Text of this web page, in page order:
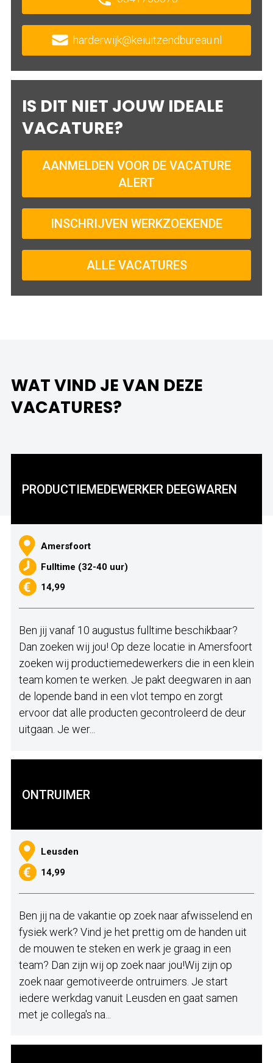
harderwijk@keiuitzendbureau.nl
IS DIT NIET JOUW IDEALE
VACATURE?
AANMELDEN VOOR DE VACATURE
ALERT
INSCHRIJVEN WERKZOEKENDE
ALLE VACATURES
WAT VIND JE VAN DEZE
VACATURES?
PRODUCTIEMEDEWERKER DEEGWAREN
Amersfoort
Fulltime (32-40 uur)
14,99
Ben jij vanaf 10 augustus fulltime beschikbaar?
Dan zoeken wij jou! Op deze locatie in Amersfoort
zoeken wij productiemedewerkers die in een klein
team komen te werken. Je pakt deegwaren in aan
de lopende band in een vlot tempo en zorgt
ervoor dat alle producten gecontroleerd de deur
uitgaan. Je wer...
ONTRUIMER
Leusden
14,99
Ben jij na de vakantie op zoek naar afwisselend en
fysiek werk? Vind je het prettig om de handen uit
de mouwen te steken en werk je graag in een
team? Dan zijn wij op zoek naar jou!Wij zijn op
zoek naar gemotiveerde ontruimers. Je start
iedere werkdag vanuit Leusden en gaat samen
met je collega's na...